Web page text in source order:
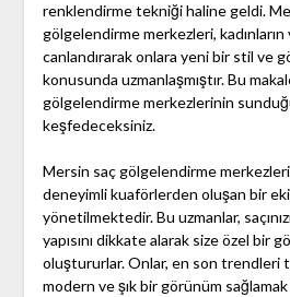
renklendirme tekniği haline geldi.
gölgelendirme merkezleri, kadınların
canlandırarak onlara yeni bir stil ve
konusunda uzmanlaşmıştır. Bu
gölgelendirme merkezlerinin
keşfedeceksiniz.
Mersin saç gölgelendirme
deneyimli kuaförlerden oluşan bir
yönetilmektedir. Bu uzmanlar,
yapısını dikkate alarak size özel bir
oluştururlar. Onlar, en son trendleri
modern ve şık bir görünüm